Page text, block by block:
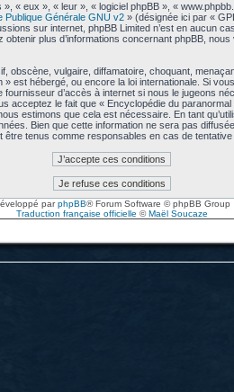
« eux », « leur », « logiciel phpBB », «
Publique Générale GNU v2 » (désignée ici par «
sur internet, phpBB Limited n’est en aucun
plus d’informations concernant phpBB,
obscène, vulgaire, diffamatoire, choquant,
est hébergé, ou encore la loi internationale. Si
d’accès à internet si nous le jugeons
acceptez le fait que « Encyclopédie du
estimons que cela est nécessaire. En tant
Bien que cette information ne sera pas
tenus comme responsables en cas de
parphpBB® Forum Software © phpBB Group
Traduction française officielle ©Maël Soucaze